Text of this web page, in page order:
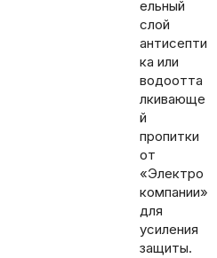
ельный
слой
антисепти
ка или
водоотта
лкивающе
й
пропитки
от
«Электро
компании»
для
усиления
защиты.